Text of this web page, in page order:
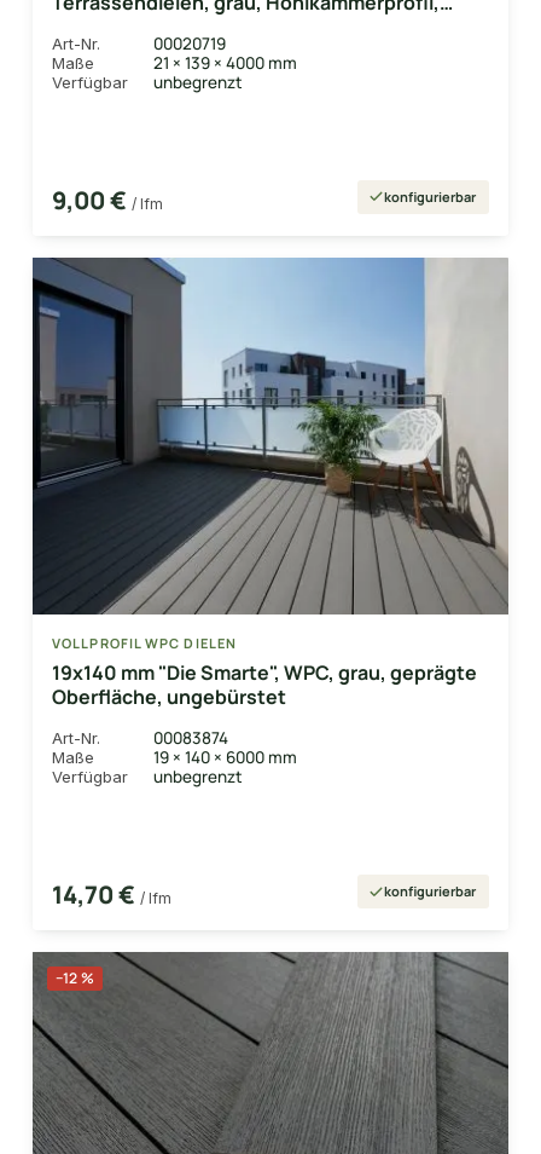
Art-Nr. 00020719
Maße 21 × 139 × 4000 mm
Verfügbar unbegrenzt
9,00 € / lfm konfigurierbar
VOLLPROFIL WPC DIELEN
19x140 mm "Die Smarte", WPC, grau, geprägte
Oberfläche, ungebürstet
Art-Nr. 00083874
Maße 19 × 140 × 6000 mm
Verfügbar unbegrenzt
14,70 € / lfm konfigurierbar
−12 %